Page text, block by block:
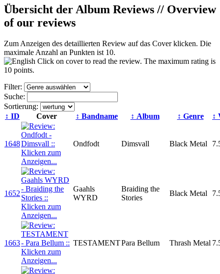
Übersicht der Album Reviews // Overview
of our reviews
Zum Anzeigen des detaillierten Review auf das Cover klicken. Die
maximale Anzahl an Punkten ist 10.
Click on cover to read the review. The maximum rating is
10 points.
Filter:
Suche:
Sortierung:
↕ ID
Cover ↕ Bandname ↕ Album ↕ Genre ↕
1648 Ondfodt Dimsvall Black Metal
1652
Gaahls
WYRD
Braiding the
Stories
Black Metal
1663 TESTAMENTPara Bellum Thrash Metal